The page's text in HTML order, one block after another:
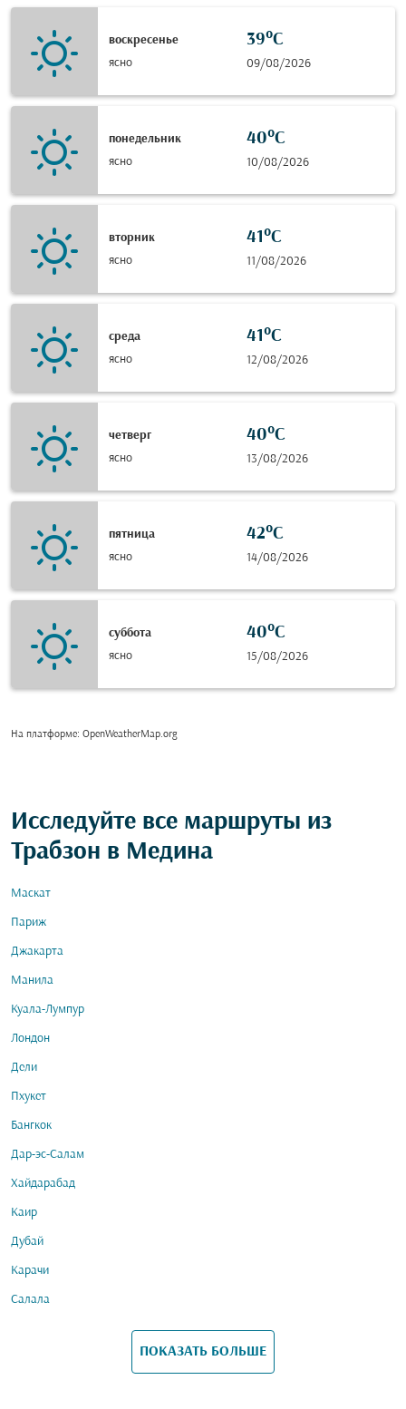
воскресенье
ясно
39°C
09/08/2026
понедельник
ясно
40°C
10/08/2026
вторник
ясно
41°C
11/08/2026
среда
ясно
41°C
12/08/2026
четверг
ясно
40°C
13/08/2026
пятница
ясно
42°C
14/08/2026
суббота
ясно
40°C
15/08/2026
На платформе: OpenWeatherMap.org
Исследуйте все маршруты из
Трабзон в Медина
Маскат
Париж
Джакарта
Манила
Куала-Лумпур
Лондон
Дели
Пхукет
Бангкок
Дар-эс-Салам
Хайдарабад
Каир
Дубай
Карачи
Салала
ПОКАЗАТЬ БОЛЬШЕ